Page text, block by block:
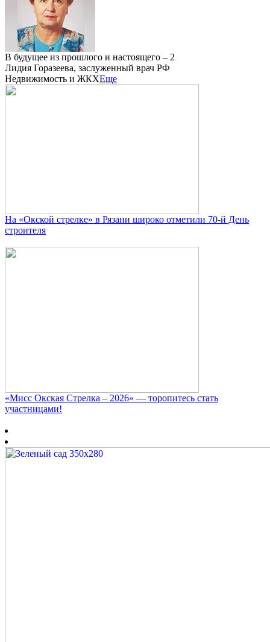
В будущее из прошлого и настоящего – 2
Лидия Горазеева, заслуженный врач РФ
Недвижимость и ЖКХЕще
На «Окской стрелке» в Рязани широко отметили 70-й День
строителя
«Мисс Окская Стрелка – 2026» — торопитесь стать
участницами!